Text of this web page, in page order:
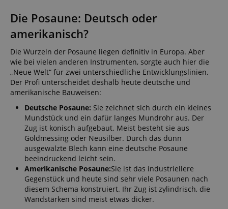
Die Posaune: Deutsch oder
amerikanisch?
Die Wurzeln der Posaune liegen definitiv in Europa. Aber
wie bei vielen anderen Instrumenten, sorgte auch hier die
„Neue Welt“ für zwei unterschiedliche Entwicklungslinien.
Der Profi unterscheidet deshalb heute deutsche und
amerikanische Bauweisen:
Deutsche Posaune: Sie zeichnet sich durch ein kleines
Mundstück und ein dafür langes Mundrohr aus. Der
Zug ist konisch aufgebaut. Meist besteht sie aus
Goldmessing oder Neusilber. Durch das dünn
ausgewalzte Blech kann eine deutsche Posaune
beeindruckend leicht sein.
Amerikanische Posaune:Sie ist das industriellere
Gegenstück und heute sind sehr viele Posaunen nach
diesem Schema konstruiert. Ihr Zug ist zylindrisch, die
Wandstärken sind meist etwas dicker.